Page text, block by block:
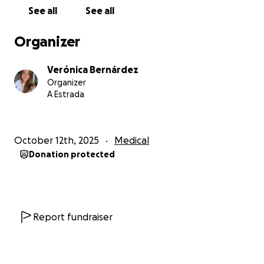
See all See all
Organizer
Verónica Bernárdez
Organizer
A Estrada
October 12th, 2025 Medical
Donation protected
Report fundraiser